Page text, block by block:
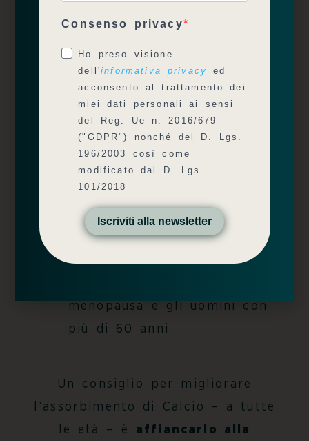
questa carenza sono:
osteopenia, quando le ossa
sono più deboli del normale,
ma non abbastanza da
osteoporosi, quando le
ossa diventano così fragili
da esporsi più facilmente a
fratture (anche dopo lievi
traumi). Ne soffrono
menopausa e gli uomini con
più di 60 anni
Un consiglio per migliorare
l’ assorbimento di Calcio
– a tutte
le età – è affiancarlo alla
Consenso privacy
Ho preso visione
dell'informativa privacy
ed
acconsento al trattamento dei
miei dati personali ai sensi
del Reg. Ue n. 2016/679
("GDPR") nonché del D. Lgs.
196/2003 così come
modificato dal D. Lgs.
101/2018
Iscriviti alla newsletter